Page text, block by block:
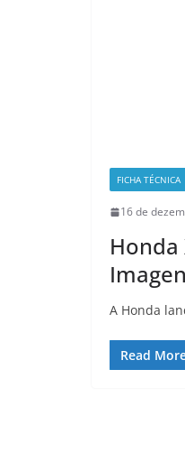
FICHA TÉCNICA
16 de
Honda
A Honda
Read